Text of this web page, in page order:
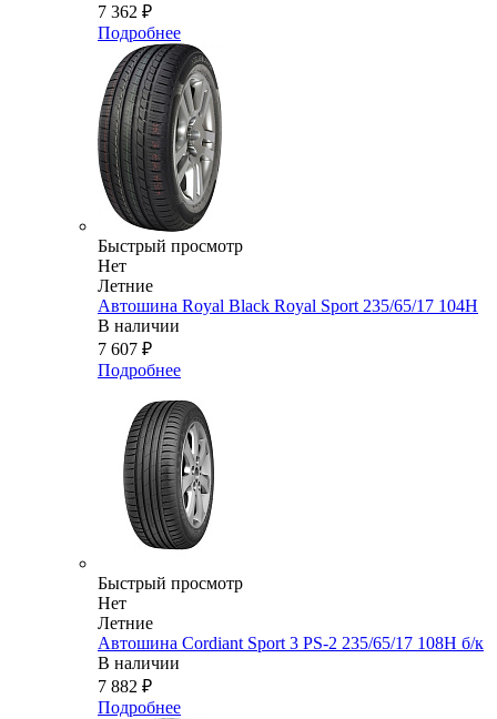
7 362 ₽
Подробнее
Быстрый просмотр
Нет
Летние
Автошина Royal Black Royal Sport 235/65/17 104H
В наличии
7 607 ₽
Подробнее
Быстрый просмотр
Нет
Летние
Автошина Cordiant Sport 3 PS-2 235/65/17 108Н б/к
В наличии
7 882 ₽
Подробнее